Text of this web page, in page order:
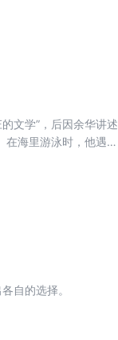
这是一部少年心灵成
文学”，后因余华讲述
海里游泳时，他遇到
自的选择。